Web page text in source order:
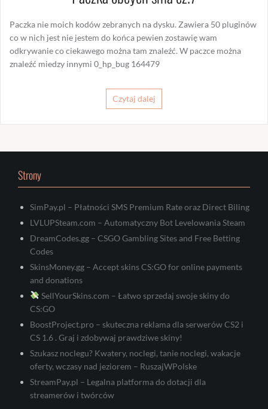
Paczka nie moich kodów zebranych na dysku. Zawiera 50 pluginów
co w nich jest nie jestem do końca pewien zostawię wam
odkrywanie co ciekawego można tam znaleźć. W paczce można
znaleźć miedzy innymi 0_hp_bug 164479
Czytaj dalej
Strony
SimPay.pl – Płatności SMS Premium Rate oraz Direct Biling
LVLUPSteam.com – Automatyczny Bot Levelowania Steam
DreamCodes.gg – CSGO Gambling Sites and Free Betting
Codes
SkinsMoney.gg – Accept skins CS:GO for online payments
and donations
SellYourSkins.com – Łatwo sprzedaj swoje skiny do
CS:GO
BoostProject.pro – skuteczna reklama dla serwerów CS2 i
CS 1.6 . Graj i zdobywaj prawdziwe skiny!
Szukasz noclegu? Kwatery, noclegi, tanie noclegi, wakacje
oferty, wczasy nad jeziorem – RuszajWPolske
StreamPay.pl – Legalna platforma do dotacji dla
streamerów i twórców